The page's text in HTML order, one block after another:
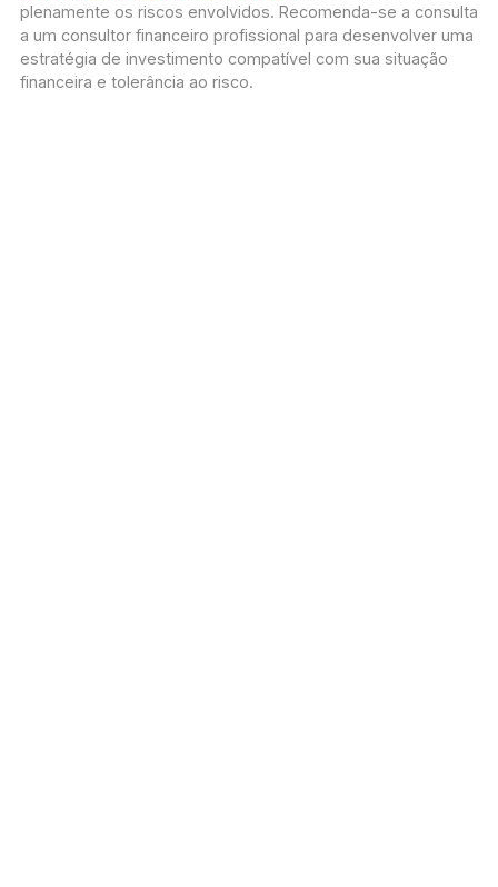
plenamente os riscos envolvidos. Recomenda-se a consulta
a um consultor financeiro profissional para desenvolver uma
estratégia de investimento compatível com sua situação
financeira e tolerância ao risco.